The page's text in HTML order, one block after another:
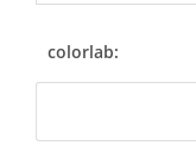
colorlab: